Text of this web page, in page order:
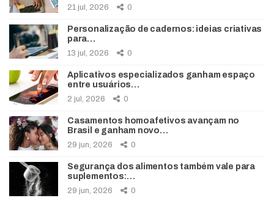
21 jul, 2026 0
Personalização de cadernos: ideias criativas
para…
13 jul, 2026 0
Aplicativos especializados ganham espaço
entre usuários…
2 jul, 2026 0
Casamentos homoafetivos avançam no
Brasil e ganham novo…
29 jun, 2026 0
Segurança dos alimentos também vale para
suplementos:…
29 jun, 2026 0